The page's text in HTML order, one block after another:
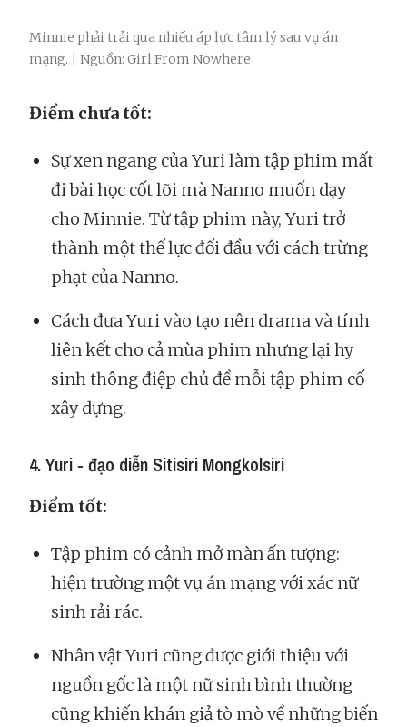
Minnie phải trải qua nhiều áp lực tâm lý sau vụ án
mạng. | Nguồn: Girl From Nowhere
Điểm chưa tốt:
Sự xen ngang của Yuri làm tập phim mất
đi bài học cốt lõi mà Nanno muốn dạy
cho Minnie. Từ tập phim này, Yuri trở
thành một thế lực đối đầu với cách trừng
phạt của Nanno.
Cách đưa Yuri vào tạo nên drama và tính
liên kết cho cả mùa phim nhưng lại hy
sinh thông điệp chủ đề mỗi tập phim cố
xây dựng.
4. Yuri - đạo diễn Sitisiri Mongkolsiri
Điểm tốt:
Tập phim có cảnh mở màn ấn tượng:
hiện trường một vụ án mạng với xác nữ
sinh rải rác.
Nhân vật Yuri cũng được giới thiệu với
nguồn gốc là một nữ sinh bình thường
cũng khiến khán giả tò mò về những biến